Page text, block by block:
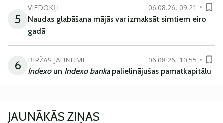
5
VIEDOKĻI
06.08.26, 09:21
Naudas glabāšana mājās var izmaksāt simtiem eiro
gadā
6 BIRŽAS JAUNUMI
06.08.26, 10:55
Indexoun Indexo banka palielinājušas pamatkapitālu
JAUNĀKĀS ZIŅAS